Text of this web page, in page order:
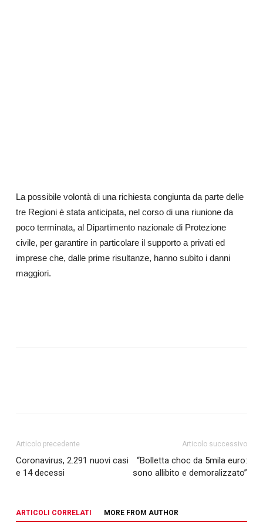
La possibile volontà di una richiesta congiunta da parte delle
tre Regioni è stata anticipata, nel corso di una riunione da
poco terminata, al Dipartimento nazionale di Protezione
civile, per garantire in particolare il supporto a privati ed
imprese che, dalle prime risultanze, hanno subìto i danni
maggiori.
Articolo precedente
Coronavirus, 2.291 nuovi casi
e 14 decessi
Articolo successivo
“Bolletta choc da 5mila euro:
sono allibito e demoralizzato”
ARTICOLI CORRELATI MORE FROM AUTHOR